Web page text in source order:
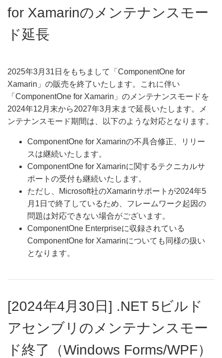
for Xamarinのメンテナンスモー
ド延長
2025年3月31日をもちまして「ComponentOne for
Xamarin」の販売を終了いたします。これに伴い
「ComponentOne for Xamarin」のメンテナンスモードを
2024年12月末から2027年3月末まで延長いたします。メ
ンテナンスモード期間は、以下のような対応となります。​
ComponentOne for Xamarinの不具合修正、リリー
スは継続いたします。
ComponentOne for Xamarinに関するテクニカルサ
ポートの受付も継続いたします。
ただし、Microsoft社のXamarinサポートが2024年5
月1日で終了しているため、フレームワーク起因の
問題は対応できない場合がございます。​
ComponentOne Enterpriseに収録されている
ComponentOne for Xamarinについても同様の扱い
となります。
[2024年4月30日] .NET 5ビルド
アセンブリのメンテナンスモー
ド終了（Windows Forms/WPF）